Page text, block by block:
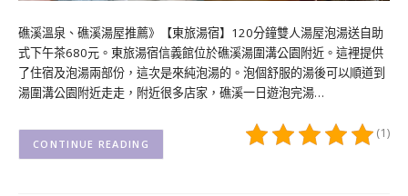
礁溪溫泉、礁溪湯屋推薦》【東旅湯宿】120分鐘雙人湯屋泡湯送自助
式下午茶680元。東旅湯宿信義館位於礁溪湯圍溝公園附近。這裡提供
了住宿及泡湯兩部份，這次是來純泡湯的。泡個舒服的湯後可以順道到
湯圍溝公園附近走走，附近很多店家，礁溪一日遊泡完湯…
(1)
CONTINUE READING